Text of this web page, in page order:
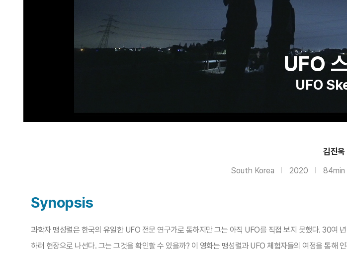
UFO
UFO
김진욱
South Korea 2020 84min
Synopsis
과학자 맹성렬은 한국의 유일한 UFO 전문 연구가로 통하지만 그는 아직 UFO를 직접 보지 못했다. 30여
하러 현장으로 나선다. 그는 그것을 확인할 수 있을까? 이 영화는 맹성렬과 UFO 체험자들의 여정을 통해